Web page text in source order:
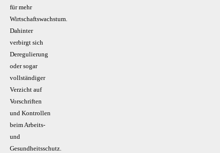
für mehr
Wirtschaftswachstum.
Dahinter
verbirgt sich
Deregulierung
oder sogar
vollständiger
Verzicht auf
Vorschriften
und Kontrollen
beim Arbeits-
und
Gesundheitsschutz.